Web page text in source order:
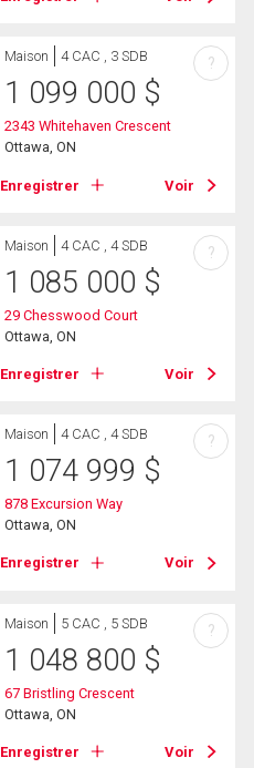
Maison 4 CAC , 3 SDB
1 099 000 $
2343 Whitehaven Crescent
Ottawa, ON
Enregistrer Voir
?
Maison 4 CAC , 4 SDB
1 085 000 $
29 Chesswood Court
Ottawa, ON
Enregistrer Voir
?
Maison 4 CAC , 4 SDB
1 074 999 $
878 Excursion Way
Ottawa, ON
Enregistrer Voir
?
Maison 5 CAC , 5 SDB
1 048 800 $
67 Bristling Crescent
Ottawa, ON
Enregistrer Voir
?